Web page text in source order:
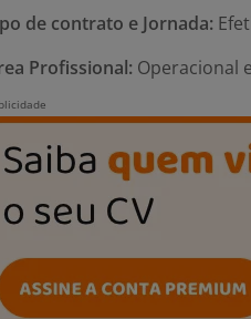
de contrato e Jornada:
Profissional: Operacional